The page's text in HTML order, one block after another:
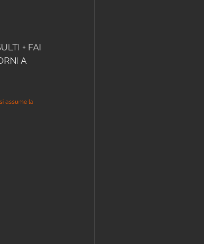
+ FAI
A
assume la